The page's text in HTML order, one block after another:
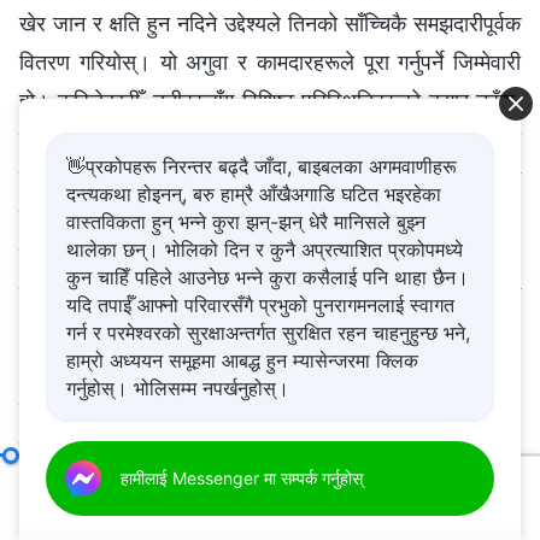
👋प्रकोपहरू निरन्तर बढ्दै जाँदा, बाइबलका अगमवाणीहरू
दन्त्यकथा होइनन्, बरु हाम्रै आँखैअगाडि घटित भइरहेका
वास्तविकता हुन् भन्ने कुरा झन्-झन् धेरै मानिसले बुझ्न
थालेका छन्। भोलिको दिन र कुनै अप्रत्याशित प्रकोपमध्ये
कुन चाहिँ पहिले आउनेछ भन्ने कुरा कसैलाई पनि थाहा छैन।
यदि तपाईँ आफ्नो परिवारसँगै प्रभुको पुनरागमनलाई स्वागत
गर्न र परमेश्‍वरको सुरक्षाअन्तर्गत सुरक्षित रहन चाहनुहुन्छ भने,
हाम्रो अध्ययन समूहमा आबद्ध हुन म्यासेन्जरमा क्लिक
गर्नुहोस्। भोलिसम्म नपर्खनुहोस्।
हामीलाई Messenger मा सम्पर्क गर्नुहोस्
अगुवा र कामदारहरूका जिम्‍मेवारीहरू (११)खण्ड दुई